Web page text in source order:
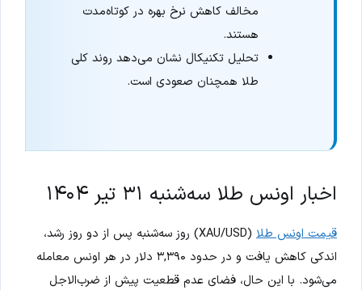
مخالف کاهش نرخ بهره در کوتاه‌مدت
هستند.
تحلیل تکنیکال نشان می‌دهد روند کلی
طلا همچنان صعودی است.
اخبار اونس طلا سه‌شنبه ۳۱ تیر ۱۴۰۴
قیمت اونس طلا
(XAU/USD) روز سه‌شنبه پس از دو روز رشد،
اندکی کاهش یافت و در حدود ۳,۳۹۰ دلار در هر اونس معامله
می‌شود. با این حال، فضای عدم قطعیت پیش از ضرب‌الاجل